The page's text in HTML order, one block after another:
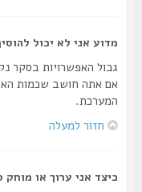
מדוע אני לא יכול להוסיף
גבול האפשרויות בסקר
אם אתה חושב שכמות
המערכת.
חזור למעלה
כיצד אני ערוך או מוחק סקר?